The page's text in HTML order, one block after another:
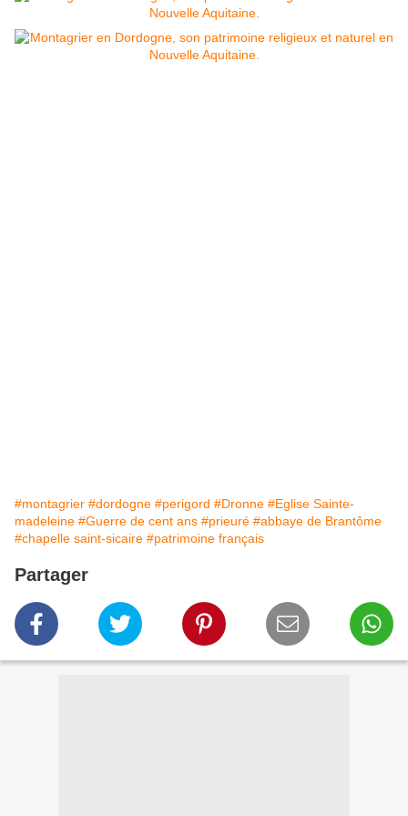
#montagrier #dordogne #perigord #Dronne #Eglise Sainte-
madeleine #Guerre de cent ans #prieuré #abbaye de Brantôme
#chapelle saint-sicaire #patrimoine français
Partager